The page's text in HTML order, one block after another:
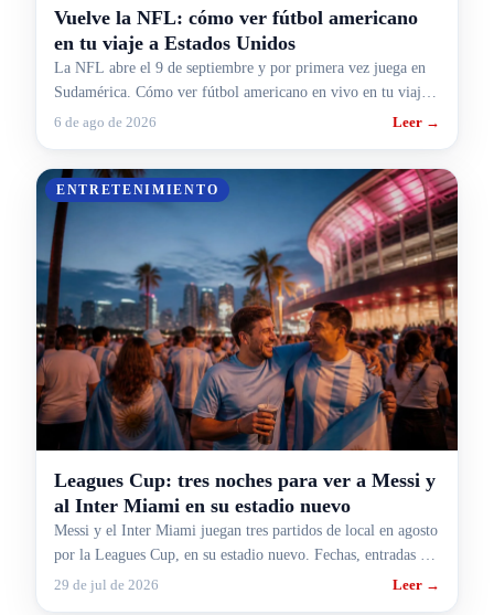
Vuelve la NFL: cómo ver fútbol americano
en tu viaje a Estados Unidos
La NFL abre el 9 de septiembre y por primera vez juega en
Sudamérica. Cómo ver fútbol americano en vivo en tu viaje a
Estados Unidos.
6 de ago de 2026 Leer →
ENTRETENIMIENTO
Leagues Cup: tres noches para ver a Messi y
al Inter Miami en su estadio nuevo
Messi y el Inter Miami juegan tres partidos de local en agosto
por la Leagues Cup, en su estadio nuevo. Fechas, entradas y
cómo armar el viaje desde Argentina.
29 de jul de 2026 Leer →